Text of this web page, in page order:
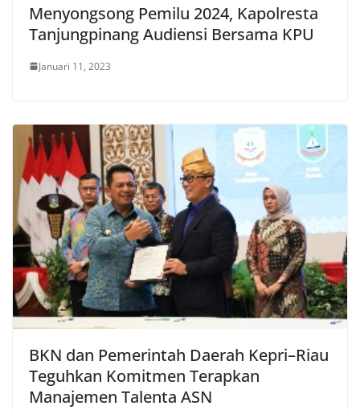
Menyongsong Pemilu 2024, Kapolresta
Tanjungpinang Audiensi Bersama KPU
Januari 11, 2023
BKN dan Pemerintah Daerah Kepri–Riau
Teguhkan Komitmen Terapkan
Manajemen Talenta ASN